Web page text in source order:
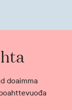
doaimma